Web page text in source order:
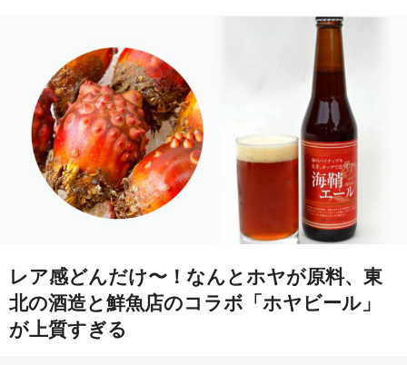
レア感どんだけ〜！なんとホヤが原料、東
北の酒造と鮮魚店のコラボ「ホヤビール」
が上質すぎる